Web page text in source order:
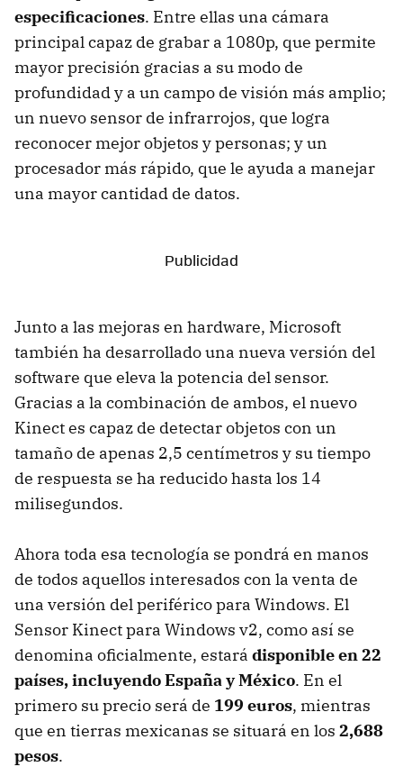
especificaciones. Entre ellas una cámara
principal capaz de grabar a 1080p, que permite
mayor precisión gracias a su modo de
profundidad y a un campo de visión más amplio;
un nuevo sensor de infrarrojos, que logra
reconocer mejor objetos y personas; y un
procesador más rápido, que le ayuda a manejar
una mayor cantidad de datos.
Junto a las mejoras en hardware, Microsoft
también ha desarrollado una nueva versión del
software que eleva la potencia del sensor.
Gracias a la combinación de ambos, el nuevo
Kinect es capaz de detectar objetos con un
tamaño de apenas 2,5 centímetros y su tiempo
de respuesta se ha reducido hasta los 14
milisegundos.
Ahora toda esa tecnología se pondrá en manos
de todos aquellos interesados con la venta de
una versión del periférico para Windows. El
Sensor Kinect para Windows v2, como así se
denomina oficialmente, estará disponible en 22
países, incluyendo España y México. En el
primero su precio será de 199 euros, mientras
que en tierras mexicanas se situará en los 2,688
pesos.